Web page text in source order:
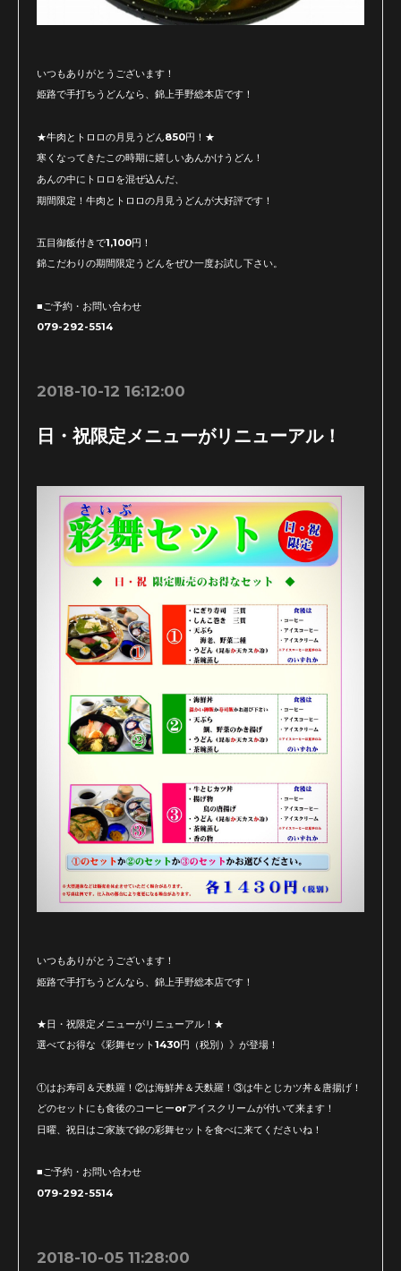
いつもありがとうございます！
姫路で手打ちうどんなら、錦上手野総本店です！
★牛肉とトロロの月見うどん850円！★
寒くなってきたこの時期に嬉しいあんかけうどん！
あんの中にトロロを混ぜ込んだ、
期間限定！牛肉とトロロの月見うどんが大好評です！
五目御飯付きで1,100円！
錦こだわりの期間限定うどんをぜひ一度お試し下さい。
■ご予約・お問い合わせ
079-292-5514
2018-10-12 16:12:00
日・祝限定メニューがリニューアル！
いつもありがとうございます！
姫路で手打ちうどんなら、錦上手野総本店です！
★日・祝限定メニューがリニューアル！★
選べてお得な《彩舞セット1430円（税別）》が登場！
①はお寿司＆天麩羅！②は海鮮丼＆天麩羅！③は牛とじカツ丼＆唐揚げ！
どのセットにも食後のコーヒーorアイスクリームが付いて来ます！
日曜、祝日はご家族で錦の彩舞セットを食べに来てくださいね！
■ご予約・お問い合わせ
079-292-5514
2018-10-05 11:28:00